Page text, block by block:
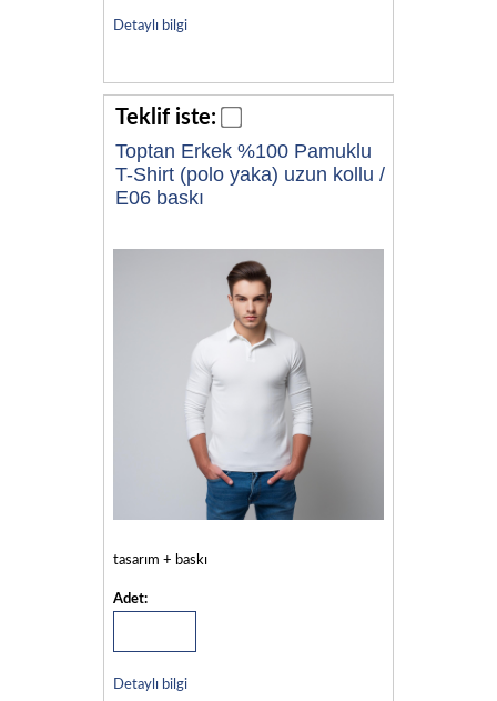
Detaylı bilgi
Teklif iste:
Toptan Erkek %100 Pamuklu
T-Shirt (polo yaka) uzun kollu /
E06 baskı
tasarım + baskı
Adet:
Detaylı bilgi